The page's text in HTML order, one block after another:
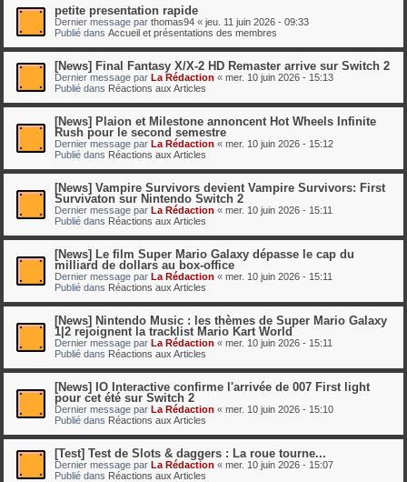
petite presentation rapide
Dernier message par thomas94 « jeu. 11 juin 2026 - 09:33
Publié dans Accueil et présentations des membres
[News] Final Fantasy X/X-2 HD Remaster arrive sur Switch 2
Dernier message par La Rédaction « mer. 10 juin 2026 - 15:13
Publié dans Réactions aux Articles
[News] Plaion et Milestone annoncent Hot Wheels Infinite
Rush pour le second semestre
Dernier message par La Rédaction « mer. 10 juin 2026 - 15:12
Publié dans Réactions aux Articles
[News] Vampire Survivors devient Vampire Survivors: First
Survivaton sur Nintendo Switch 2
Dernier message par La Rédaction « mer. 10 juin 2026 - 15:11
Publié dans Réactions aux Articles
[News] Le film Super Mario Galaxy dépasse le cap du
milliard de dollars au box-office
Dernier message par La Rédaction « mer. 10 juin 2026 - 15:11
Publié dans Réactions aux Articles
[News] Nintendo Music : les thèmes de Super Mario Galaxy
1|2 rejoignent la tracklist Mario Kart World
Dernier message par La Rédaction « mer. 10 juin 2026 - 15:11
Publié dans Réactions aux Articles
[News] IO Interactive confirme l'arrivée de 007 First light
pour cet été sur Switch 2
Dernier message par La Rédaction « mer. 10 juin 2026 - 15:10
Publié dans Réactions aux Articles
[Test] Test de Slots & daggers : La roue tourne...
Dernier message par La Rédaction « mer. 10 juin 2026 - 15:07
Publié dans Réactions aux Articles